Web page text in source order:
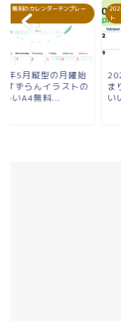
・無料のカレンダーテンプレー
年5月縦型の月曜始
すずらんイラストの
いいA4無料...
ト
ま
い